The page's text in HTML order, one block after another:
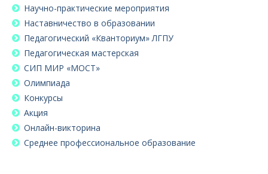
Научно-практические мероприятия
Наставничество в образовании
Педагогический «Кванториум» ЛГПУ
Педагогическая мастерская
СИП МИР «МОСТ»
Олимпиада
Конкурсы
Акция
Онлайн-викторина
Среднее профессиональное образование